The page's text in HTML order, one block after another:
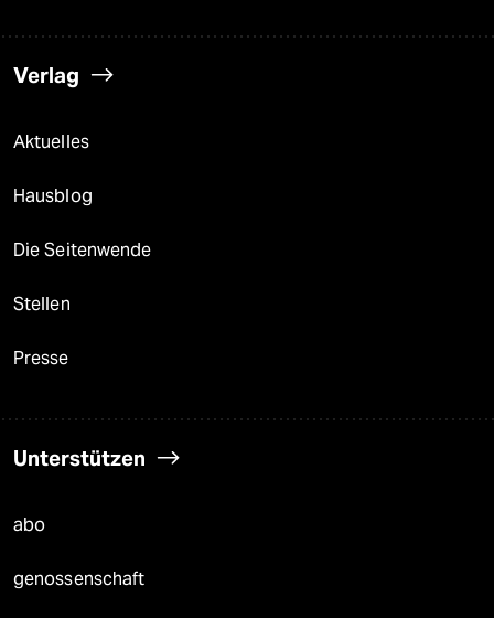
Verlag
Aktuelles
Hausblog
Die Seitenwende
Stellen
Presse
Unterstützen
abo
genossenschaft